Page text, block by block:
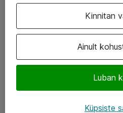
Facebook
Ainult
Luban
Kinnitan
Küpsiste